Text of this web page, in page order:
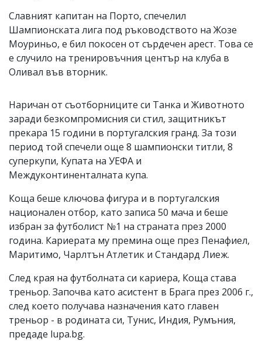
обиден
за
вас
коментар,
моля
сигнализирайте
ни!
Славният капитан на Порто, спечелил
Шампионската лига под ръководството на Жозе
Моуриньо, е бил покосен от сърдечен арест. Това се
е случило на тренировъчния център на клуба в
Оливал във вторник.
Наричан от съотборниците си Танка и Животното
заради безкомпромисния си стил, защитникът
прекара 15 години в португалския гранд. За този
период той спечели още 8 шампионски титли, 8
суперкупи, Купата на УЕФА и
Междуконтиненталната купа.
Коща беше ключова фигура и в португалския
национален отбор, като записа 50 мача и беше
избран за футболист №1 на страната през 2000
година. Кариерата му премина още през Пенафиел,
Маритимо, Чарлтън Атлетик и Стандард Лиеж.
След края на футболната си кариера, Коща става
треньор. Започва като асистент в Брага през 2006 г.,
след което получава назначения като главен
треньор - в родината си, Тунис, Индия, Румъния,
предаде lupa.bg.